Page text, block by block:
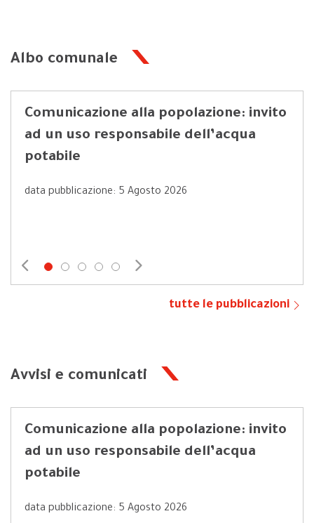
Albo comunale
Comunicazione alla popolazione: invito
ad un uso responsabile dell’acqua
potabile
data pubblicazione: 5 Agosto 2026
tutte le pubblicazioni
Avvisi e comunicati
Comunicazione alla popolazione: invito
ad un uso responsabile dell’acqua
potabile
data pubblicazione: 5 Agosto 2026